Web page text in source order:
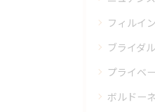
フィルイ
ブライダ
プライベ
ボルドー